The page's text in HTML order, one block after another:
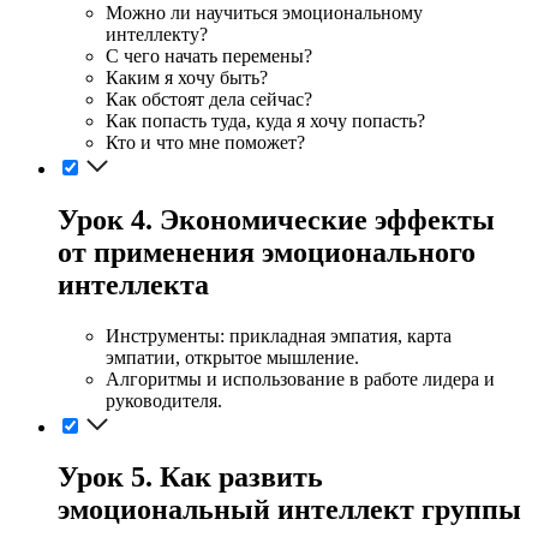
Можно ли научиться эмоциональному
интеллекту?
С чего начать перемены?
Каким я хочу быть?
Как обстоят дела сейчас?
Как попасть туда, куда я хочу попасть?
Кто и что мне поможет?
Урок 4. Экономические эффекты
от применения эмоционального
интеллекта
Инструменты: прикладная эмпатия, карта
эмпатии, открытое мышление.
Алгоритмы и использование в работе лидера и
руководителя.
Урок 5. Как развить
эмоциональный интеллект группы